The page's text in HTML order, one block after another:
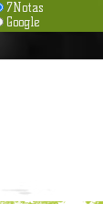
7Notas
Google